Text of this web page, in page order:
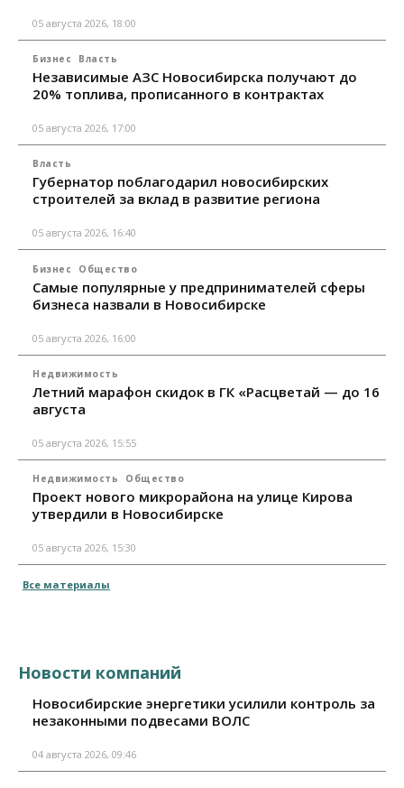
05 августа 2026, 18:00
Бизнес Власть
Независимые АЗС Новосибирска получают до
20% топлива, прописанного в контрактах
05 августа 2026, 17:00
Власть
Губернатор поблагодарил новосибирских
строителей за вклад в развитие региона
05 августа 2026, 16:40
Бизнес Общество
Самые популярные у предпринимателей сферы
бизнеса назвали в Новосибирске
05 августа 2026, 16:00
Недвижимость
Летний марафон скидок в ГК «Расцветай — до 16
августа
05 августа 2026, 15:55
Недвижимость Общество
Проект нового микрорайона на улице Кирова
утвердили в Новосибирске
05 августа 2026, 15:30
Все материалы
Новости компаний
Новосибирские энергетики усилили контроль за
незаконными подвесами ВОЛС
04 августа 2026, 09:46